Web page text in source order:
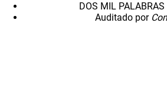
DOS MIL
Auditado por